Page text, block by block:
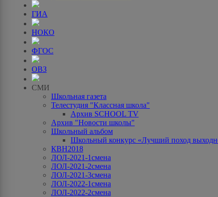
ГИА
НОКО
ФГОС
ОВЗ
СМИ
Школьная газета
Телестудия "Классная школа"
Архив SCHOOL TV
Архив "Новости школы"
Школьный альбом
Школьный конкурс «Лучший поход
КВН2018
ЛОЛ-2021-1смена
ЛОЛ-2021-2смена
ЛОЛ-2021-3смена
ЛОЛ-2022-1смена
ЛОЛ-2022-2смена